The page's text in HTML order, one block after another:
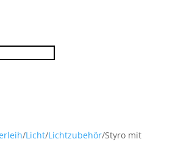
/Licht/Lichtzubehör/Styro mit